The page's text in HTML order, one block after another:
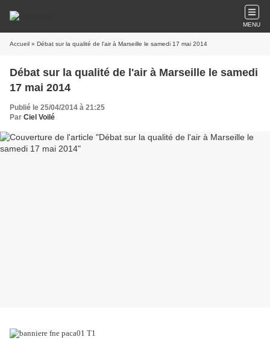
MENU
Accueil » Débat sur la qualité de l'air à Marseille le samedi 17 mai 2014
Débat sur la qualité de l'air à Marseille le samedi
17 mai 2014
Publié le 25/04/2014 à 21:25
Par Ciel Voilé